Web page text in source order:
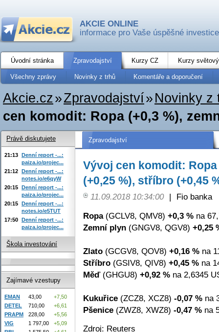
AKCIE ONLINE
informace pro Vaše úspěšné investice
Úvodní stránka Zpravodajství Kurzy CZ Kurzy
Všechny zprávy Novinky z trhů Komentáře a doporučení
Akcie.cz»Zpravodajství» Novinky z
cen komodit: Ropa (+0,3 %),
Zpravodajství
Vývoj cen komodit:
(+0,25 %), stříbro (+0,45
11.09.2018 10:34:00 |
Fio banka
Ropa(GCLV8, QMV8) +0,3 % na
Zemní plyn (GNGV8, QGV8) +0,25
Zlato (GCGV8, QOV8) +0,16 % na
Stříbro (GSIV8, QIV8) +0,45 % na
Měď(GHGU8) +0,92 % na 2,6345
Kukuřice (ZCZ8, XCZ8) -0,07 % na
Pšenice (ZWZ8, XWZ8) -0,47 % na
Zdroj: Reuters
Právě diskutujete
21:13 Denní report -...:
paiza.io/projec...
21:12 Denní report -...:
notes.io/e6qyW
20:15 Denní report -...:
paiza.io/projec...
20:15 Denní report -...:
notes.io/e5TUT
17:50 Denní report -...:
paiza.io/projec...
Škola investování
Zajímavé vzestupy
EMAN 43,00
+7,50
DETEL
710,00
+6,61
PRAPM
228,00
+5,56
VIG
1 797,00
+5,09